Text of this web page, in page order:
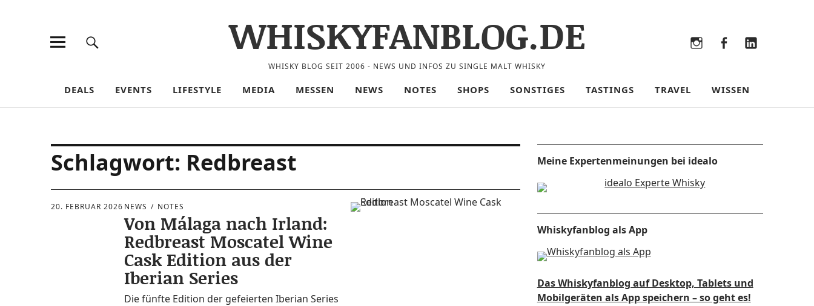
WHISKYFANBLOG.DE
WHISKY BLOG SEIT 2006 - NEWS UND INFOS ZU SINGLE MALT WHISKY
DEALS EVENTS LIFESTYLE MEDIA MESSEN NEWS NOTES SHOPS SONSTIGES TASTINGS TRAVEL WISSEN
Schlagwort: Redbreast
20. FEBRUAR 2026 NEWS NOTES
Von Málaga nach Irland:
Redbreast Moscatel Wine
Cask Edition aus der
Iberian Series
Die fünf­te Edi­ti­on der gefei­er­ten Ibe­ri­an Series
Meine Expertenmeinungen bei idealo
Whiskyfanblog als App
Das Whiskyfanblog auf Desktop, Tablets und
Mobilgeräten als App speichern – so geht es!